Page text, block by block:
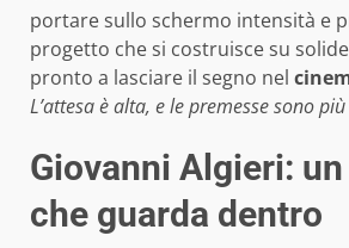
portare sullo schermo intensità e
progetto che si costruisce su
pronto a lasciare il segno nel
L’attesa è alta, e le premesse sono
Giovanni Algieri:
che guarda dentro